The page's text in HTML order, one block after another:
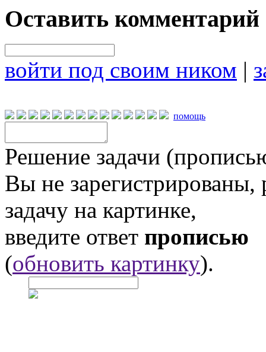
Оставить комментарий
войти под своим ником |
помощь
Решение задачи
Вы не
задачу на картинке,
введите ответ прописью
(обновить картинку).